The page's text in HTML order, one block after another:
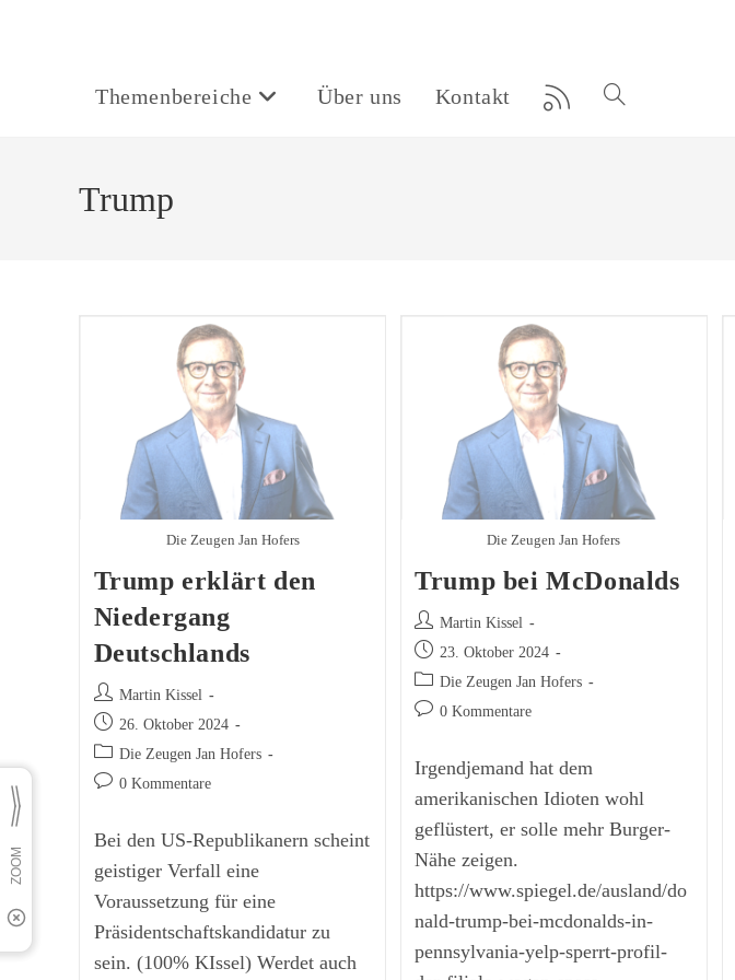
Themenbereiche Über uns Kontakt Website-
Trump
Die Zeugen Jan Hofers
Trump erklärt den
Niedergang
Deutschlands
Beitrags-
Autor:
Martin Kissel
Beitrag
veröffentlicht:
26. Oktober 2024
Beitrags-
Kategorie:
Die Zeugen Jan Hofers
Beitrags-0 Kommentare
Bei den US-Republikanern scheint
geistiger Verfall eine
Voraussetzung für eine
Präsidentschaftskandidatur zu
sein. (100% KIssel) Werdet auch
Die Zeugen Jan Hofers
Trump bei McDonalds
Beitrags-
Autor:
Martin Kissel
Beitrag
veröffentlicht:
23. Oktober 2024
Beitrags-
Kategorie:
Die Zeugen Jan Hofers
Beitrags-0 Kommentare
Irgendjemand hat dem
amerikanischen Idioten wohl
geflüstert, er solle mehr Burger-
Nähe zeigen.
https://www.spiegel.de/ausland/do
nald-trump-bei-mcdonalds-in-
pennsylvania-yelp-sperrt-profil-